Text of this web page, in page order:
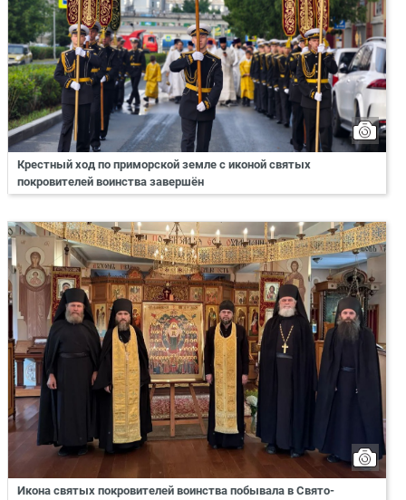
Крестный ход по приморской земле с иконой святых
покровителей воинства завершён
Икона святых покровителей воинства побывала в Свято-